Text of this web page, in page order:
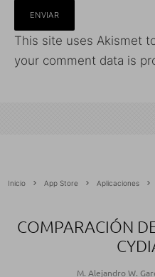
This site uses Akismet
your comment data is
Inicio App Store Aplicaciones
COMPARACIÓN
M. Alejandro W.